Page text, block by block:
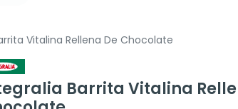
Vitalina Rellena De Chocolate
Barrita Vitalina